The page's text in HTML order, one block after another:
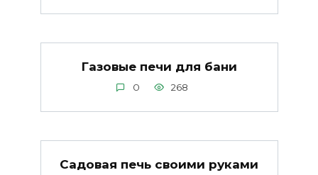
Газовые печи для бани
0 268
Садовая печь своими руками